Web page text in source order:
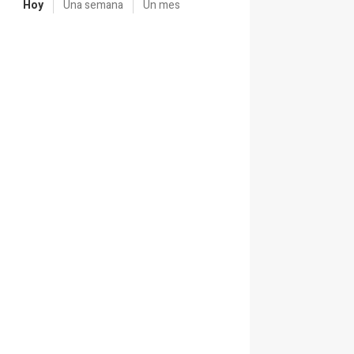
Hoy Una semana Un mes